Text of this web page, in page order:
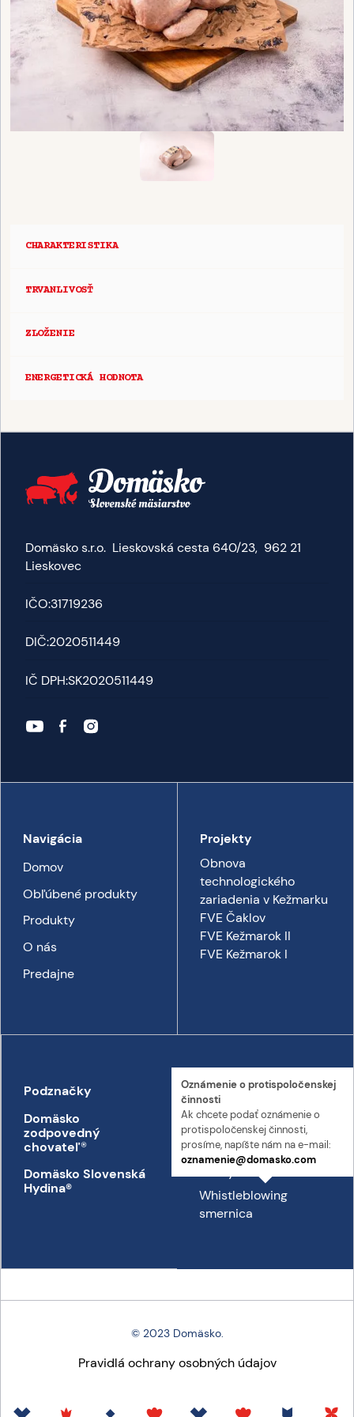
CHARAKTERISTIKA
TRVANLIVOSŤ
ZLOŽENIE
ENERGETICKÁ HODNOTA
Domäsko s.r.o. Lieskovská cesta 640/23, 962 21
Lieskovec
IČO:31719236
DIČ:2020511449
IČ DPH:SK2020511449
Navigácia
Domov
Obľúbené produkty
Produkty
O nás
Predajne
Projekty
Obnova
technologického
zariadenia v Kežmarku
FVE Čaklov
FVE Kežmarok II
FVE Kežmarok I
Podznačky
Domäsko
zodpovedný
chovateľ®
Domäsko Slovenská
Hydina®
Kontakt
Kontakt
Prepravný poriadok
Oznámenie o proti­spoločenskej
činnosti
Ak chcete podať oznámenie o
proti­spoločenskej činnosti,
prosíme, napíšte nám na e-mail:
oznamenie@domasko.com
Whistleblowing
smernica
© 2023 Domäsko.
Pravidlá ochrany osobných údajov